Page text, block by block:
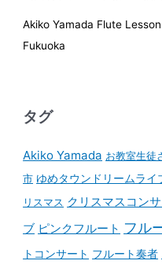
Akiko Yamada Flute
Fukuoka
タグ
Akiko Yamada お教室生徒
市 ゆめタウンドリームライ
リスマス クリスマスコン
ブ ピンクフルート フル
トコンサート フルート奏者